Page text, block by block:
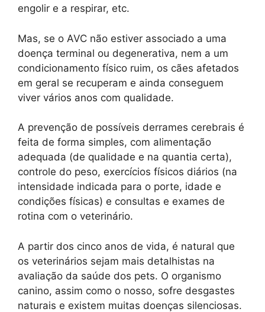
engolir e a respirar, etc.
Mas, se o AVC não estiver associado a uma
doença terminal ou degenerativa, nem a um
condicionamento físico ruim, os cães afetados
em geral se recuperam e ainda conseguem
viver vários anos com qualidade.
A prevenção de possíveis derrames cerebrais é
feita de forma simples, com alimentação
adequada (de qualidade e na quantia certa),
controle do peso, exercícios físicos diários (na
intensidade indicada para o porte, idade e
condições físicas) e consultas e exames de
rotina com o veterinário.
A partir dos cinco anos de vida, é natural que
os veterinários sejam mais detalhistas na
avaliação da saúde dos pets. O organismo
canino, assim como o nosso, sofre desgastes
naturais e existem muitas doenças silenciosas.